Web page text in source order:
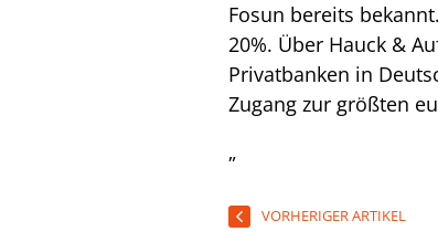
Fosun bereits
20%. Über Hauck &
Privatbanken in
Zugang zur größten
„
VORHERIGER ARTIKEL